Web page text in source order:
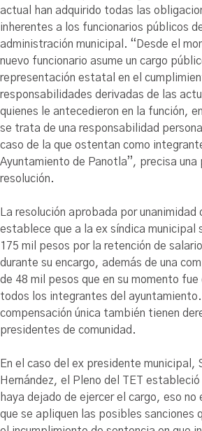
actual han adquirido todas las
inherentes a los funcionarios públicos
administración municipal. “Desde el
nuevo funcionario asume un cargo
representación estatal en el
responsabilidades derivadas de las
quienes le antecedieron en la función,
se trata de una responsabilidad
caso de la que ostentan como
Ayuntamiento de Panotla”, precisa una
resolución.
La resolución aprobada por unanimidad
establece que a la ex síndica municipal
175 mil pesos por la retención de
durante su encargo, además de una
de 48 mil pesos que en su momento fue
todos los integrantes del ayuntamiento.
compensación única también tienen
presidentes de comunidad.
En el caso del ex presidente municipal,
Hernández, el Pleno del TET
haya dejado de ejercer el cargo, eso no
que se apliquen las posibles sanciones